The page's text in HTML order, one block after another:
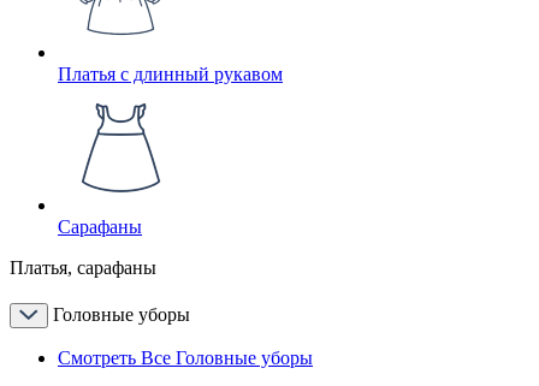
Платья с длинный рукавом
Сарафаны
Платья, сарафаны
Головные уборы
Смотреть Все Головные уборы